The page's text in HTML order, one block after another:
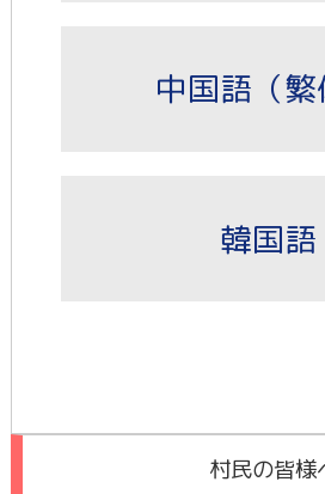
中国語（繁
韓国語
村民の皆様